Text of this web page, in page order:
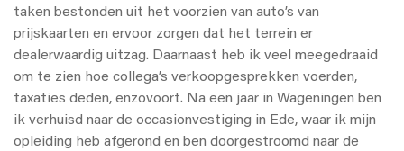
taken bestonden uit het voorzien van auto’s van
prijskaarten en ervoor zorgen dat het terrein er
dealerwaardig uitzag. Daarnaast heb ik veel meegedraaid
om te zien hoe collega’s verkoopgesprekken voerden,
taxaties deden, enzovoort. Na een jaar in Wageningen ben
ik verhuisd naar de occasionvestiging in Ede, waar ik mijn
opleiding heb afgerond en ben doorgestroomd naar de